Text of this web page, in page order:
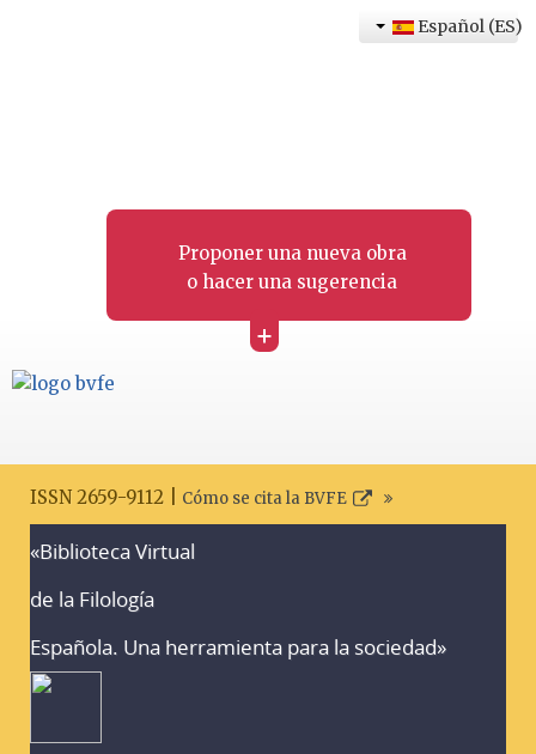
Proponer una nueva obra
o hacer una sugerencia
+
Español (ES)
ISSN 2659-9112 | Cómo se cita la BVFE
«Biblioteca Virtual
de la Filología
Española. Una herramienta para la sociedad»